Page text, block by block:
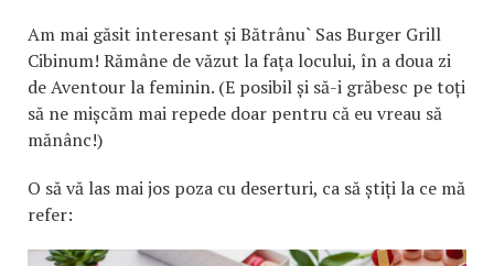
Am mai găsit interesant și Bătrânu` Sas Burger Grill
Cibinum! Rămâne de văzut la fața locului, în a doua zi
de Aventour la feminin. (E posibil și să-i grăbesc pe toți
să ne mișcăm mai repede doar pentru că eu vreau să
mănânc!)
O să vă las mai jos poza cu deserturi, ca să știți la ce mă
refer: